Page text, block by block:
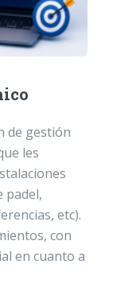
de gestión
les
padel,
etc).
con
en cuanto a